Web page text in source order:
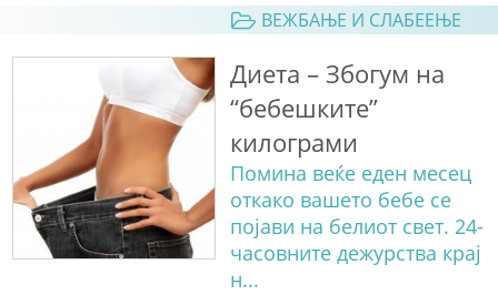
ВЕЖБАЊЕ И СЛАБЕЕЊЕ
Диета – Збогум на
“бебешките”
килограми
Помина веќе еден месец
откако вашето бебе се
појави на белиот свет. 24-
часовните дежурства крај
н...